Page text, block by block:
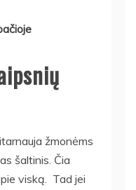
žmonėms
šaltinis. Čia
viską. Tad jei